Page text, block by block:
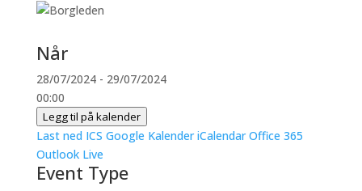
Når
28/07/2024 - 29/07/2024
00:00
Legg til på kalender
Last ned ICS Google Kalender iCalendar Office 365
Outlook Live
Event Type